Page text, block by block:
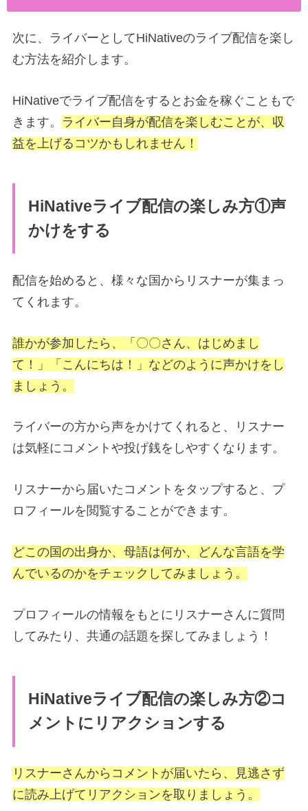
次に、ライバーとしてHiNativeのライブ配信を楽し
む方法を紹介します。
HiNativeでライブ配信をするとお金を稼ぐこともで
きます。 ライバー自身が配信を楽しむことが、収
益を上げるコツかもしれません！
HiNativeライブ配信の楽しみ方①声
かけをする
配信を始めると、様々な国からリスナーが集まっ
てくれます。
誰かが参加したら、「〇〇さん、はじめまし
て！」「こんにちは！」などのように声かけをし
ましょう。
ライバーの方から声をかけてくれると、リスナー
は気軽にコメントや投げ銭をしやすくなります。
リスナーから届いたコメントをタップすると、プ
ロフィールを閲覧することができます。
どこの国の出身か、母語は何か、どんな言語を学
んでいるのかをチェックしてみましょう。
プロフィールの情報をもとにリスナーさんに質問
してみたり、共通の話題を探してみましょう！
HiNativeライブ配信の楽しみ方②コ
メントにリアクションする
リスナーさんからコメントが届いたら、見逃さず
に読み上げてリアクションを取りましょう。